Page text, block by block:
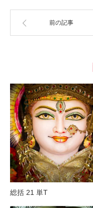
前の記事
総括 21 単T